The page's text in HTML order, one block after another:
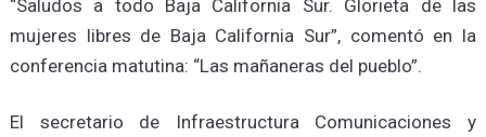
“Saludos a todo Baja California Sur. Glorieta de las
mujeres libres de Baja California Sur”, comentó en la
conferencia matutina: “Las mañaneras del pueblo”.
El secretario de Infraestructura Comunicaciones y